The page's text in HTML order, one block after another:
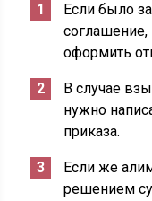
Если было
соглашение,
оформить
В случае
нужно
приказа.
Если же
решением